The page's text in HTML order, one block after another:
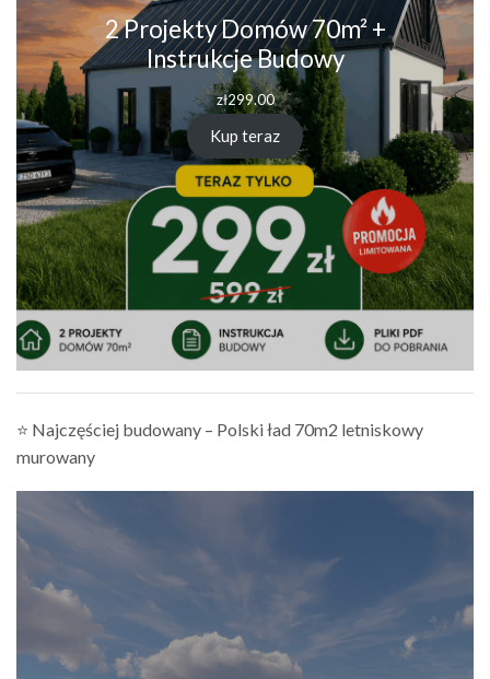
2 Projekty Domów 70m² +
Instrukcje Budowy
zł299.00
Kup teraz
⭐ Najczęściej budowany – Polski ład 70m2 letniskowy
murowany